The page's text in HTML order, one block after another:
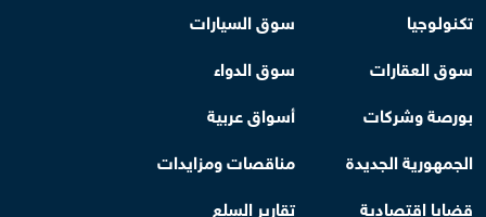
تكنولوجيا
سوق السيارات
سوق العقارات
سوق الدواء
بورصة وشركات
أسواق عربية
الجمهورية الجديدة
مناقصات ومزايدات
قضايا اقتصادية
تقارير السلع